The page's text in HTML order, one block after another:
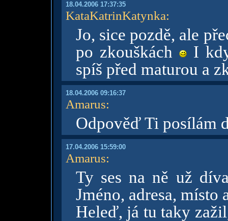
18.04.2006 17:37:35
KataKatrinKatynka:
Jo, sice pozdě, ale
po zkouškách
I
spíš před maturou a
18.04.2006 09:16:37
Amarus:
Odpověď Ti posílám
17.04.2006 15:59:00
Amarus:
Ty ses na ně už
Jméno, adresa,
Heleď, já tu taky